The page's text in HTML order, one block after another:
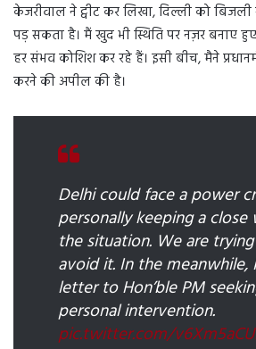
केजरीवाल ने ट्वीट कर लिखा, दिल्ली को
पड़ सकता है। मैं खुद भी स्थिति पर नज़र बनाए
हर संभव कोशिश कर रहे हैं। इसी बीच, मैने
करने की अपील की है।
Delhi could face a power
personally keeping a
the situation. We are
avoid it. In the meanwhile,
letter to Hon’ble PM
personal intervention.
pic.twitter.com/